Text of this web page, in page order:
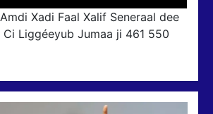
Xadi Faal Xalif Seneraal dee
Ci Liggéeyub Jumaa ji 461 550